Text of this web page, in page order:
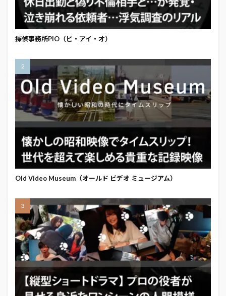
探偵事務所PIO（ピ・アイ・オ）
Old Video Museum（オールド ビデオ ミュージアム）